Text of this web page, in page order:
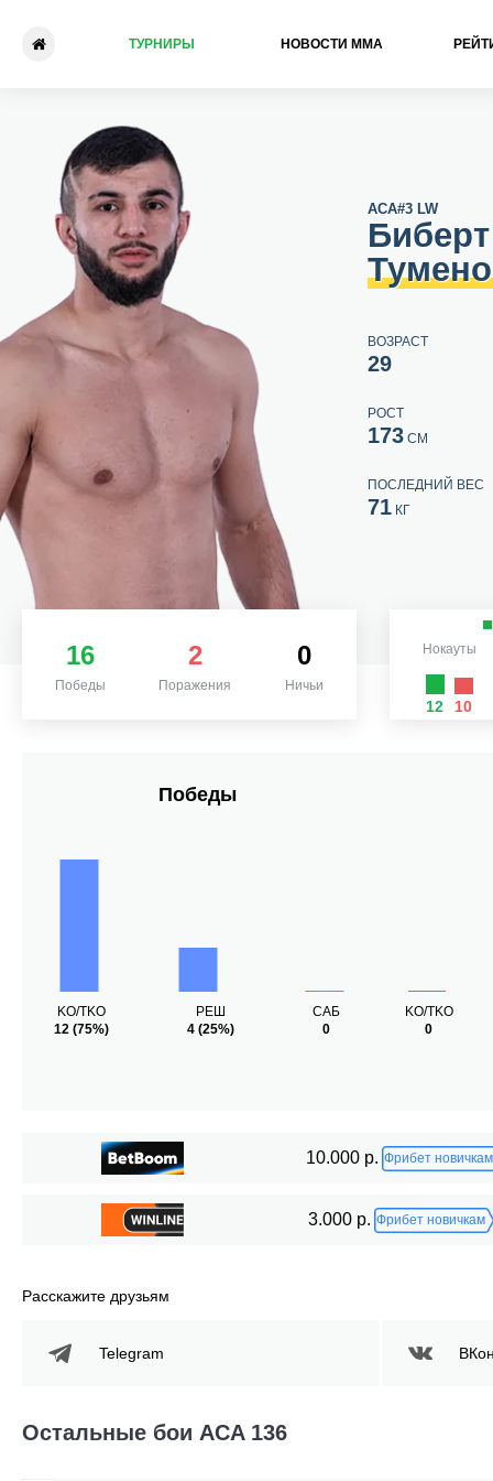
ТУРНИРЫ НОВОСТИ ММА
Биберт
ACA#3 LW
ВОЗРАСТ
29
РОСТ
173СМ
ПОСЛЕДНИЙ ВЕС
71КГ
16
Победы
2
Поражения
0
Ничьи
Нокауты
12 10
Победы
KO/TKO
12 (75%)
РЕШ
4 (25%)
САБ
0
KO/TKO
0
10.000 р. Фрибет новичкам
3.000 р. Фрибет новичкам
Расскажите друзьям
Telegram
Остальные бои ACA 136